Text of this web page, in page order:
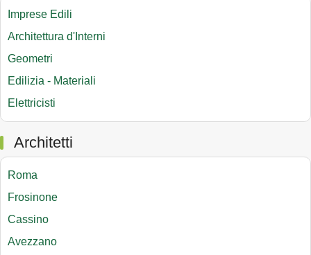
Imprese Edili
Architettura d'Interni
Geometri
Edilizia - Materiali
Elettricisti
Architetti
Roma
Frosinone
Cassino
Avezzano